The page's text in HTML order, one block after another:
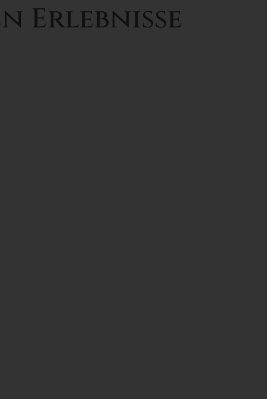
Erlebnisse